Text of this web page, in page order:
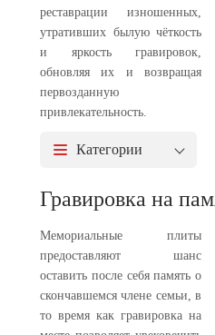
реставрации изношенных,
утративших былую чёткость
и яркость гравировок,
обновляя их и возвращая
первозданную
привлекательность.
Категории
Гравировка на
Мемориальные плиты
предоставляют шанс
оставить после себя память о
скончавшемся члене семьи, в
то время как гравировка на